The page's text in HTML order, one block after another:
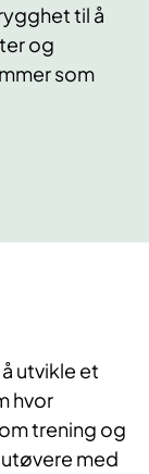
til å
og
som
utvikle et
hvor
trening og
med